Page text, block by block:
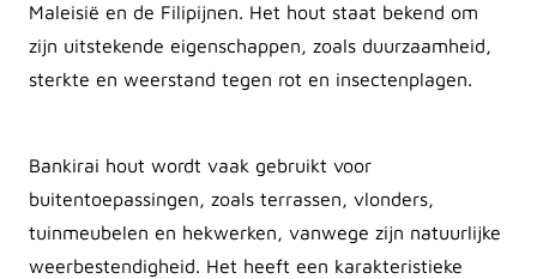
Maleisië en de Filipijnen. Het hout staat bekend om
zijn uitstekende eigenschappen, zoals duurzaamheid,
sterkte en weerstand tegen rot en insectenplagen.
Bankirai hout wordt vaak gebruikt voor
buitentoepassingen, zoals terrassen, vlonders,
tuinmeubelen en hekwerken, vanwege zijn natuurlijke
weerbestendigheid. Het heeft een karakteristieke